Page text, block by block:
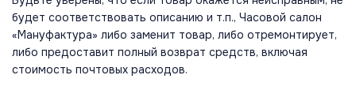
будет соответствовать описанию и т.п., Часовой салон
«Мануфактура» либо заменит товар, либо отремонтирует,
либо предоставит полный возврат средств, включая
стоимость почтовых расходов.